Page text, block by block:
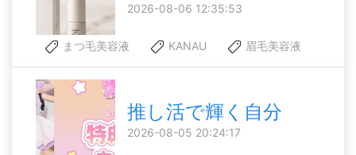
2026-08-06 12:35:53
まつ毛美容液 KANAU 眉毛美容液
推し活で輝く自分
2026-08-05 20:24:17